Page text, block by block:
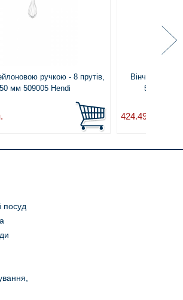
ручкою - 8 прутів,
мм 509005 Hendi
Вінчик, 12
511756
424.49
посуд